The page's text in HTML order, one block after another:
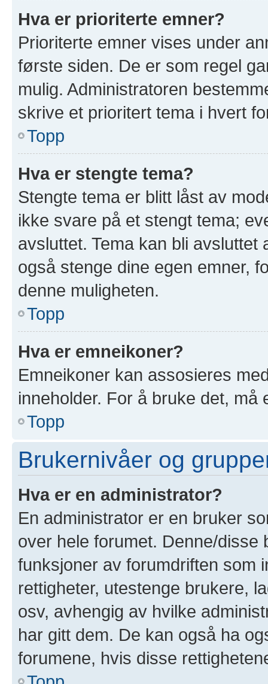
Hva er prioriterte emner?
Prioriterte emner vises under
første siden. De er som regel
mulig. Administratoren
skrive et prioritert tema i hvert
Topp
Hva er stengte tema?
Stengte tema er blitt låst av
ikke svare på et stengt tema;
avsluttet. Tema kan bli
også stenge dine egen emner,
denne muligheten.
Topp
Hva er emneikoner?
Emneikoner kan assosieres
inneholder. For å bruke det, må
Topp
Brukernivåer og
Hva er en administrator?
En administrator er en bruker
over hele forumet. Denne/
funksjoner av forumdriften som
rettigheter, utestenge brukere,
osv, avhengig av hvilke
har gitt dem. De kan også ha
forumene, hvis disse